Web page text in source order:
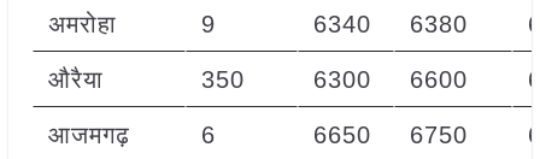
अमरोहा 9 6340 6380
औरैया 350 6300 6600
आजमगढ़ 6 6650 6750